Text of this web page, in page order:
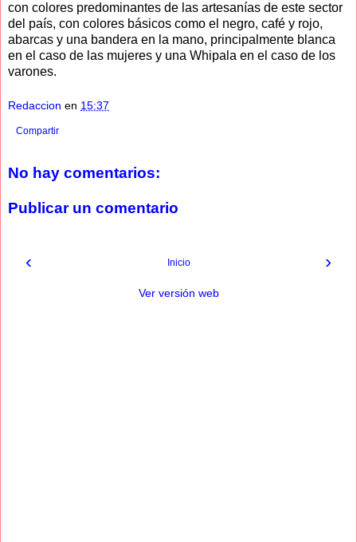
con colores predominantes de las artesanías de este sector
del país, con colores básicos como el negro, café y rojo,
abarcas y una bandera en la mano, principalmente blanca
en el caso de las mujeres y una Whipala en el caso de los
varones.
Redaccion en 15:37
Compartir
No hay comentarios:
Publicar un comentario
‹ ›
Inicio
Ver versión web